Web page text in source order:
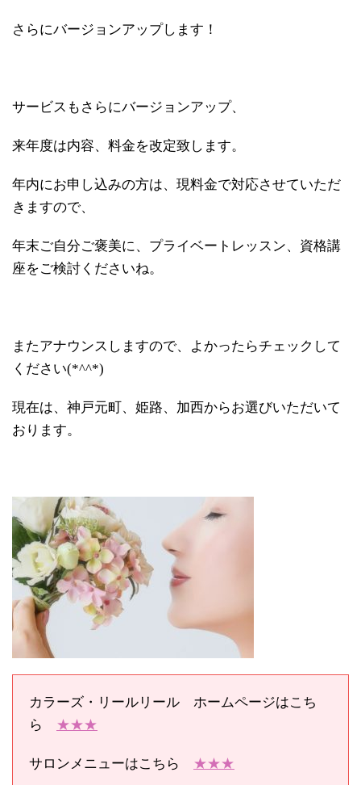
さらにバージョンアップします！
サービスもさらにバージョンアップ、
来年度は内容、料金を改定致します。
年内にお申し込みの方は、現料金で対応させていただ
きますので、
年末ご自分ご褒美に、プライベートレッスン、資格講
座をご検討くださいね。
またアナウンスしますので、よかったらチェックして
ください(*^^*)
現在は、神戸元町、姫路、加西からお選びいただいて
おります。
カラーズ・リールリール ホームページはこち
ら ★★★
サロンメニューはこちら ★★★